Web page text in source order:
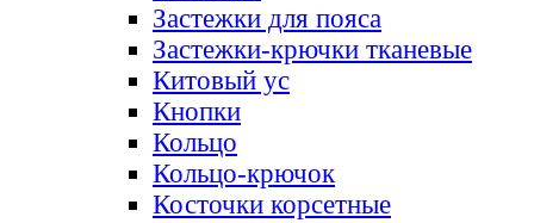
Застежки для пояса
Застежки-крючки тканевые
Китовый ус
Кнопки
Кольцо
Кольцо-крючок
Косточки корсетные